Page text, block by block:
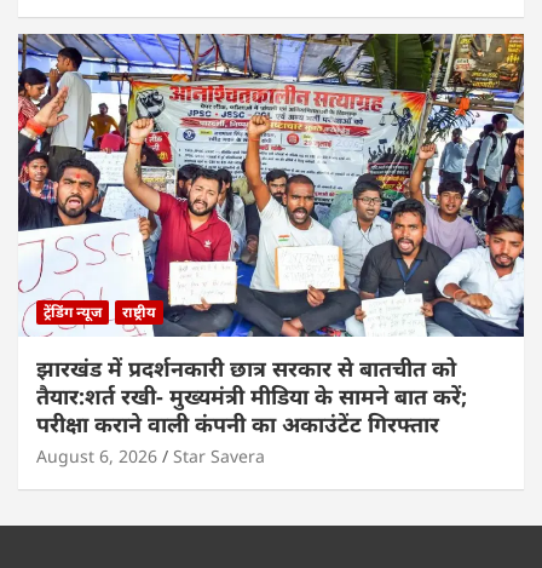
ट्रेंडिंग न्यूज राष्ट्रीय
झारखंड में प्रदर्शनकारी छात्र सरकार से बातचीत को
तैयार:शर्त रखी- मुख्यमंत्री मीडिया के सामने बात करें;
परीक्षा कराने वाली कंपनी का अकाउंटेंट गिरफ्तार
August 6, 2026 Star Savera